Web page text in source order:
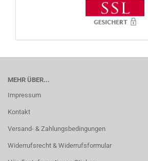
MEHR ÜBER...
Impressum
Kontakt
Versand- & Zahlungsbedingungen
Widerrufsrecht & Widerrufsformular